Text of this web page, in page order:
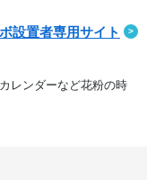
設置者専用サイト
レンダーなど花粉の時